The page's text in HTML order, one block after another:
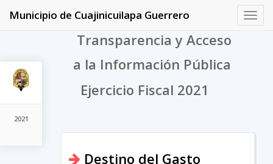
2021
Municipio de Cuajinicuilapa Guerrero
Transparencia y Acceso
a la Información Pública
Ejercicio Fiscal 2021
Destino del Gasto